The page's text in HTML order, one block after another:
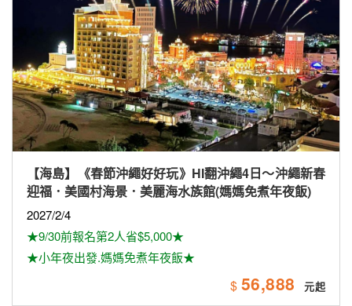
【海島】《春節沖繩好好玩》HI翻沖繩4日～沖繩新春
迎福．美國村海景．美麗海水族館(媽媽免煮年夜飯)
2027/2/4
★9/30前報名第2人省$5,000★
★小年夜出發.媽媽免煮年夜飯★
$ 56,888